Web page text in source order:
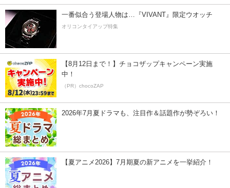
一番似合う登場人物は…『VIVANT』限定ウオッチ
オリコンタイアップ特集
【8月12日まで！】チョコザップキャンペーン実施
中！
（PR）chocoZAP
2026年7月夏ドラマも、注目作＆話題作が勢ぞろい！
【夏アニメ2026】7月期夏の新アニメを一挙紹介！